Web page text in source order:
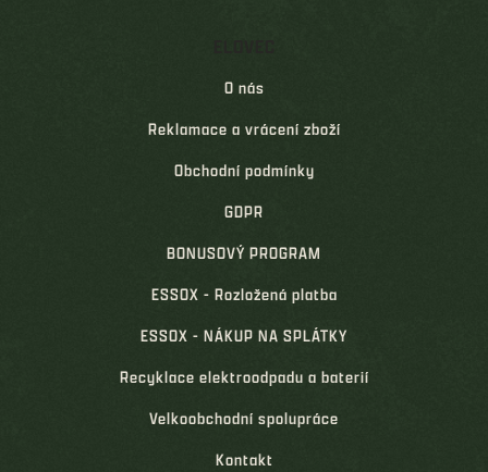
O nás
Reklamace a vrácení zboží
Obchodní podmínky
GDPR
BONUSOVÝ PROGRAM
ESSOX - Rozložená platba
ESSOX - NÁKUP NA SPLÁTKY
Recyklace elektroodpadu a baterií
Velkoobchodní spolupráce
Kontakt